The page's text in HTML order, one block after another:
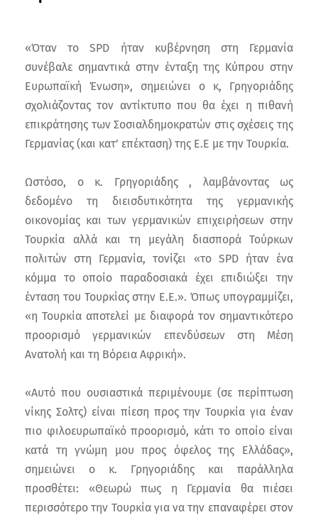
«Όταν το SPD ήταν κυβέρνηση στη Γερμανία
συνέβαλε σημαντικά στην ένταξη της Κύπρου στην
Ευρωπαϊκή Ένωση», σημειώνει ο κ, Γρηγοριάδης
σχολιάζοντας τον αντίκτυπο που θα έχει η πιθανή
επικράτησης των Σοσιαλδημοκρατών στις σχέσεις της
Γερμανίας (και κατ’ επέκταση) της Ε.Ε με την Τουρκία.
Ωστόσο, ο κ. Γρηγοριάδης , λαμβάνοντας ως
δεδομένο τη διεισδυτικότητα της γερμανικής
οικονομίας και των γερμανικών επιχειρήσεων στην
Τουρκία αλλά και τη μεγάλη διασπορά Τούρκων
πολιτών στη Γερμανία, τονίζει «το SPD ήταν ένα
κόμμα το οποίο παραδοσιακά έχει επιδιώξει την
ένταση του Τουρκίας στην Ε.Ε.». Όπως υπογραμμίζει,
«η Τουρκία αποτελεί με διαφορά τον σημαντικότερο
προορισμό γερμανικών επενδύσεων στη Μέση
Ανατολή και τη Βόρεια Αφρική».
«Αυτό που ουσιαστικά περιμένουμε (σε περίπτωση
νίκης Σολτς) είναι πίεση προς την Τουρκία για έναν
πιο φιλοευρωπαϊκό προορισμό, κάτι το οποίο είναι
κατά τη γνώμη μου προς όφελος της Ελλάδας»,
σημειώνει ο κ. Γρηγοριάδης και παράλληλα
προσθέτει: «Θεωρώ πως η Γερμανία θα πιέσει
περισσότερο την Τουρκία για να την επαναφέρει στον